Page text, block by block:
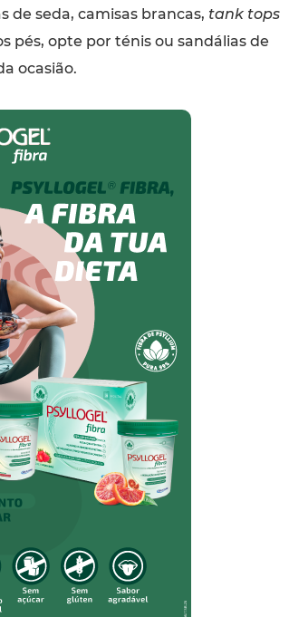
de seda, camisas brancas, tank tops
pés, opte por ténis ou sandálias de
ocasião.